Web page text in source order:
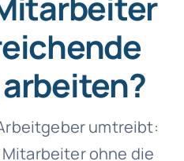
umtreibt:
ohne die